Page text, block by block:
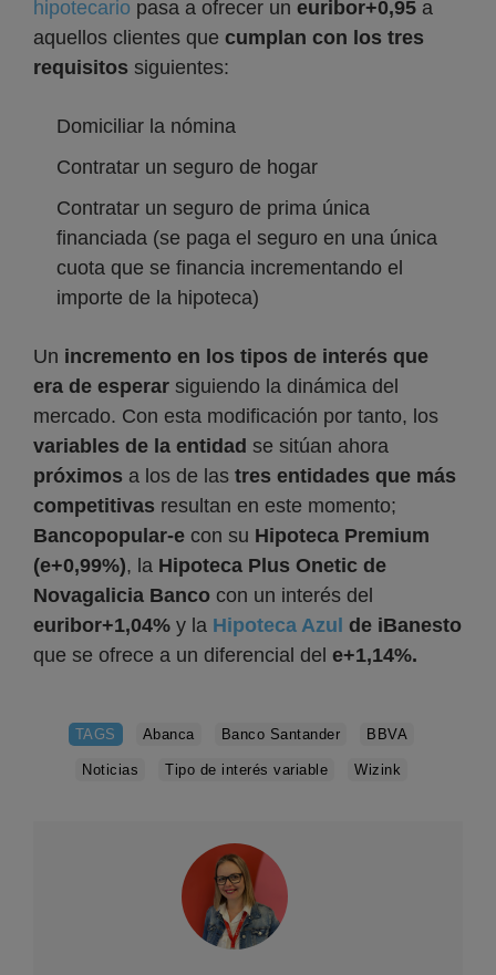
hipotecario pasa a ofrecer un euribor+0,95 a
aquellos clientes que cumplan con los tres
requisitos siguientes:
Domiciliar la nómina
Contratar un seguro de hogar
Contratar un seguro de prima única
financiada (se paga el seguro en una única
cuota que se financia incrementando el
importe de la hipoteca)
Un incremento en los tipos de interés que
era de esperar siguiendo la dinámica del
mercado. Con esta modificación por tanto, los
variables de la entidad se sitúan ahora
próximos a los de las tres entidades que más
competitivas resultan en este momento;
Bancopopular-e con su Hipoteca Premium
(e+0,99%), la Hipoteca Plus Onetic de
Novagalicia Banco con un interés del
euribor+1,04% y la Hipoteca Azul de iBanesto
que se ofrece a un diferencial del e+1,14%.
TAGS Abanca Banco Santander BBVA
Noticias Tipo de interés variable Wizink